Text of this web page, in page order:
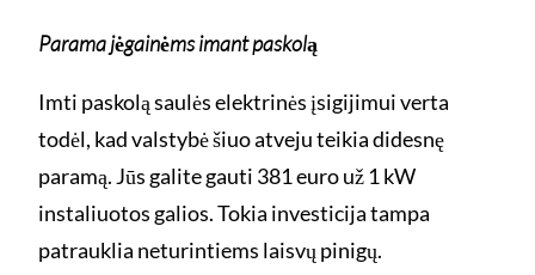
Parama jėgainėms imant paskolą
Imti paskolą saulės elektrinės įsigijimui verta
todėl, kad valstybė šiuo atveju teikia didesnę
paramą. Jūs galite gauti 381 euro už 1 kW
instaliuotos galios. Tokia investicija tampa
patrauklia neturintiems laisvų pinigų.